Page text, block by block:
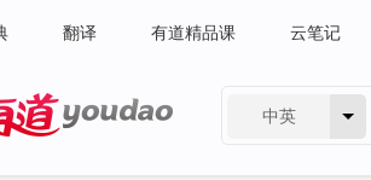
翻译 有道精品课 云笔记
中英